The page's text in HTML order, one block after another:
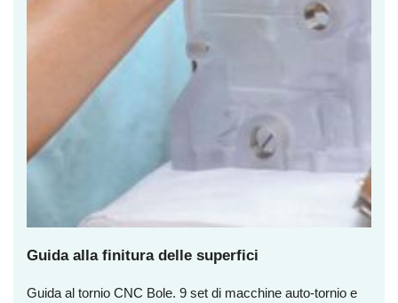
Guida alla finitura delle superfici
Guida al tornio CNC Bole. 9 set di macchine auto-tornio e